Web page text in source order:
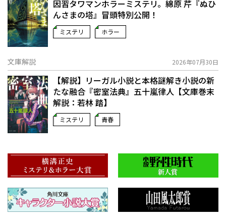
因習タワマンホラーミステリ。綿原 芹『ぬひ
んさまの塔』冒頭特別公開！
ミステリ ホラー
文庫解説 2026年07月30日
【解説】リーガル小説と本格謎解き小説の新
たな融合――『密室法典』五十嵐律人【文庫巻末
解説：若林 踏】
ミステリ 青春